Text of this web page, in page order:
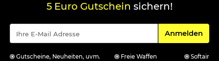
5 Euro Gutschein sichern!
Für den
Anmelden
Gutscheine, Neuheiten, uvm. Freie Waffen
Softair